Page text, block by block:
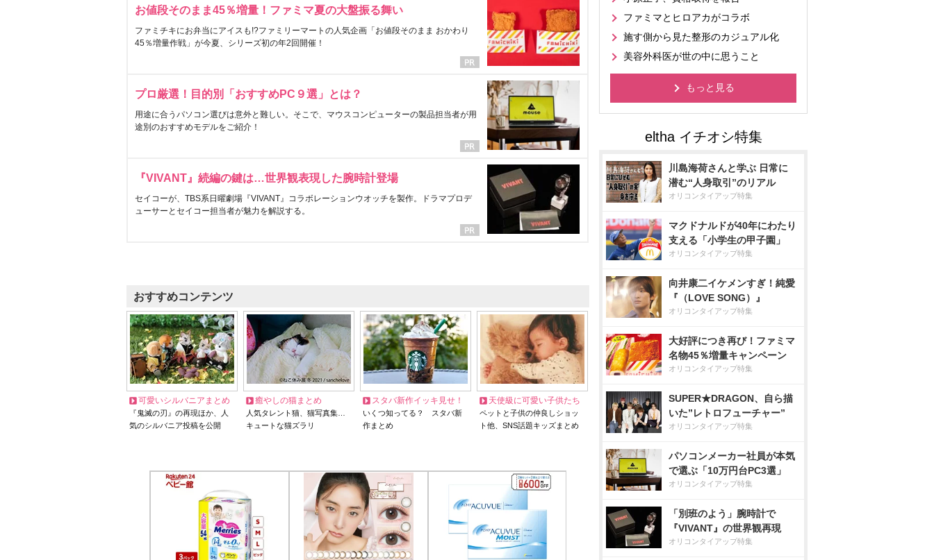
お値段そのまま45％増量！ファミマ夏の大盤振る舞い
ファミチキにお弁当にアイスも!?ファミリーマートの人気企画「お値段そのまま おかわり
45％増量作戦」が今夏、シリーズ初の年2回開催！
プロ厳選！目的別「おすすめPC９選」とは？
用途に合うパソコン選びは意外と難しい。そこで、マウスコンピューターの製品担当者が用
途別のおすすめモデルをご紹介！
『VIVANT』続編の鍵は…世界観表現した腕時計登場
セイコーが、TBS系日曜劇場『VIVANT』コラボレーションウオッチを製作。ドラマプロデ
ューサーとセイコー担当者が魅力を解説する。
おすすめコンテンツ
可愛いシルバニアまとめ
『鬼滅の刃』の再現ほか、人
気のシルバニア投稿を公開
癒やしの猫まとめ
人気タレント猫、猫写真集…
キュートな猫ズラリ
スタバ新作イッキ見せ！
いくつ知ってる？ スタバ新
作まとめ
天使級に可愛い子供たち
ペットと子供の仲良しショッ
ト他、SNS話題キッズまとめ
ファミマとヒロアカがコラボ
施す側から見た整形のカジュアル化
美容外科医が世の中に思うこと
もっと見る
川島海荷さんと学ぶ 日常に
潜む“人身取引”のリアル
オリコンタイアップ特集
マクドナルドが40年にわたり
支える「小学生の甲子園」
オリコンタイアップ特集
向井康二イケメンすぎ！純愛
『（LOVE SONG）』
オリコンタイアップ特集
大好評につき再び！ファミマ
名物45％増量キャンペーン
オリコンタイアップ特集
SUPER★DRAGON、自ら描
いた”レトロフューチャー”
オリコンタイアップ特集
パソコンメーカー社員が本気
で選ぶ「10万円台PC3選」
オリコンタイアップ特集
「別班のよう」腕時計で
『VIVANT』の世界観再現
オリコンタイアップ特集